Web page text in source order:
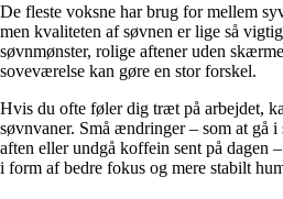
De fleste voksne har brug for mellem
men kvaliteten af søvnen er lige så
søvnmønster, rolige aftener uden
soveværelse kan gøre en stor forskel.
Hvis du ofte føler dig træt på arbejdet,
søvnvaner. Små ændringer – som at gå
aften eller undgå koffein sent på dagen
i form af bedre fokus og mere stabilt